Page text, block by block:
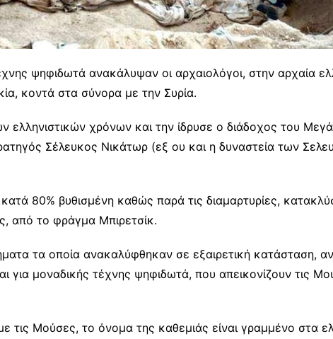
ψηφιδωτά ανακάλυψαν οι αρχαιολόγοι, στην αρχαία
κοντά στα σύνορα με την Συρία.
ελληνιστικών χρόνων και την ίδρυσε ο διάδοχος του
Σέλευκος Νικάτωρ (εξ ου και η δυναστεία των
80% βυθισμένη καθώς παρά τις διαμαρτυρίες,
από το φράγμα Μπιρετσίκ.
τα οποία ανακαλύφθηκαν σε εξαιρετική κατάσταση,
για μοναδικής τέχνης ψηφιδωτά, που απεικονίζουν τις
τις Μούσες, το όνομα της καθεμιάς είναι γραμμένο στα